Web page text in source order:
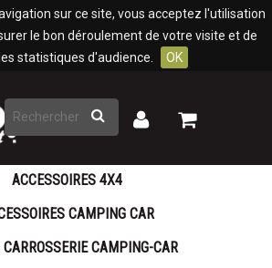
sur ce site, vous acceptez l'utilisation
le bon déroulement de votre visite et de
statistiques d'audience.
OK
Rechercher
Mon
Mon
ACCESSOIRES 4X4
CAMPING CAR
CARROSSERIE CAMPING-CAR
cookies